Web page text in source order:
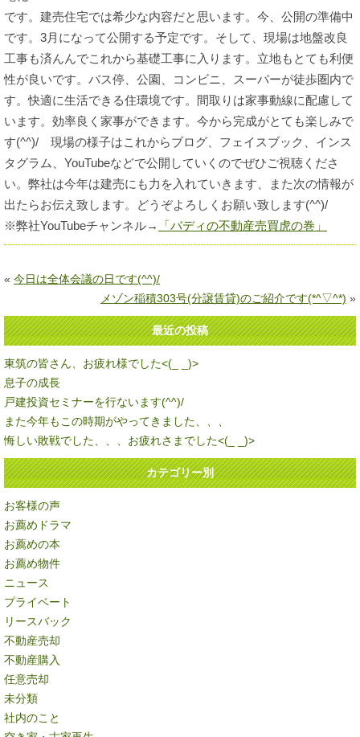
です。建売住宅では希少な内容だと思います。今、公開の準備中
です。3月になって公開する予定です。そして、現場は地盤改良
工事も済んんでこれから基礎工事に入ります。立地もとても利便
性が良いです。バス停、公園、コンビニ、スーパーが徒歩圏内で
す。快適に生活できる住環境です。間取りは家事動線に配慮して
います。効率良く家事ができます。今から完成がとても楽しみで
す(^^)/ 現場の様子はこれからブログ、フェイスブック、インス
タグラム、YouTubeなどで公開していくのでぜひご視聴くださ
い。弊社は今年は建売にも力を入れていきます、また次の情報が
出たらお伝え致します。どうぞよろしくお願い致します(^^)/
※弊社YouTubeチャンネル→
「バディの不動産売買虎の巻」
« 今日は全体会議の日です(^^)/
メゾン稲積303号(分譲賃貸)のご紹介です(*^▽^*) »
最近の投稿
東筑の皆さん、お疲れ様でした<(_ _)>
息子の成長
戸建投資セミナーを行ないます(^^)/
また今年もこの時期がやってきました、、、
悔しい敗戦でした、、、お疲れさまでした<(_ _)>
カテゴリー別
お客様の声
お薦めドラマ
お薦めの本
お薦め物件
ニュース
プライベート
リースバック
不動産売却
不動産購入
任意売却
未分類
社内のこと